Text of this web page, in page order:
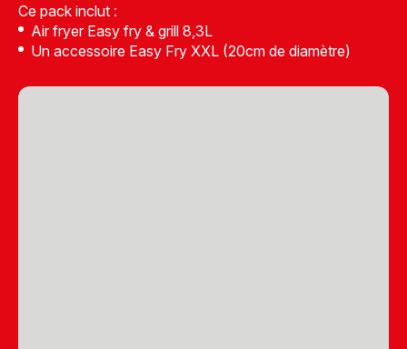
Ce pack inclut :
Air fryer Easy fry & grill 8,3L
Un accessoire Easy Fry XXL (20cm de diamètre)